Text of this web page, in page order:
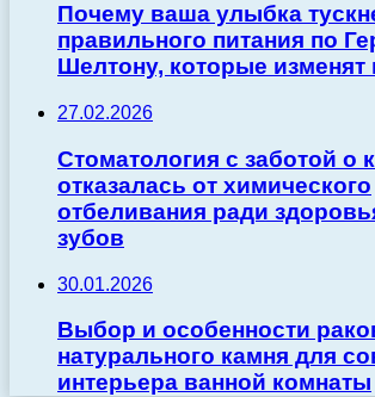
Почему ваша улыбка
правильного питания по
Шелтону, которые изменят
27.02.2026
Стоматология с заботой о
отказалась от химического
отбеливания ради
зубов
30.01.2026
Выбор и особенности
натурального камня для
интерьера ванной комнаты